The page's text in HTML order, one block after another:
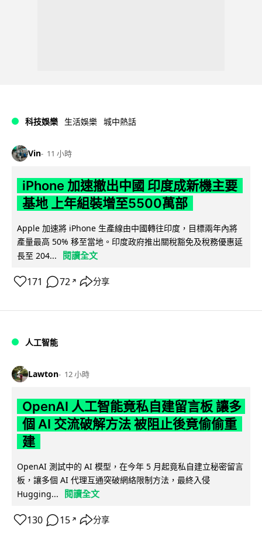
科技娛樂 生活娛樂 城中熱話
Vin 11 小時
iPhone 加速撤出中國 印度成新機主要
基地 上年組裝增至5500萬部
Apple 加速將 iPhone 生產線由中國轉往印度，目標兩年內將
產量最高 50% 移至當地。印度政府推出關稅豁免及稅務優惠延
長至 204...
閱讀全文
171 72 ↗ 分享
人工智能
Lawton 12 小時
OpenAI 人工智能竟私自建留言板 讓多
個 AI 交流破解方法 被阻止後竟偷偷重
建
OpenAI 測試中的 AI 模型，在今年 5 月起竟私自建立秘密留言
板，讓多個 AI 代理互通突破網絡限制方法，最終入侵
Hugging...
閱讀全文
130 15 ↗ 分享